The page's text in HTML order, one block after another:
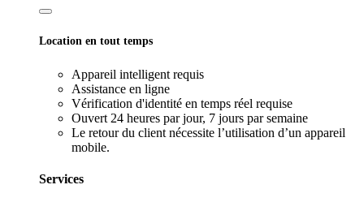
Location en tout temps
Appareil intelligent requis
Assistance en ligne
Vérification d'identité en temps réel requise
Ouvert 24 heures par jour, 7 jours par semaine
Le retour du client nécessite l’utilisation d’un appareil
mobile.
Services